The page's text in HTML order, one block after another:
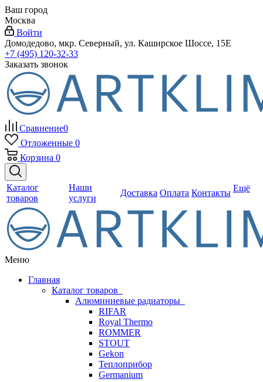
Ваш город
Москва
Войти
Домодедово, мкр. Северный, ул. Каширское Шоссе, 15Е
+7 (495) 120-32-33
Заказать звонок
Сравнение0
Отложенные 0
Корзина 0
Каталог
товаров
Наши
услуги
Доставка Оплата Контакты Ещё
Меню
Главная
Каталог товаров
Алюминиевые радиаторы
RIFAR
Royal Thermo
ROMMER
STOUT
Gekon
Теплоприбор
Germanium